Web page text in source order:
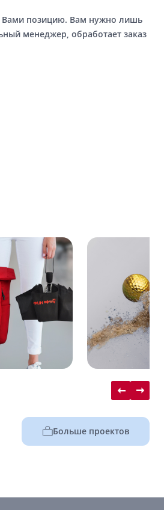
Вами позицию. Вам нужно лишь
менеджер, обработает заказ
Больше проектов